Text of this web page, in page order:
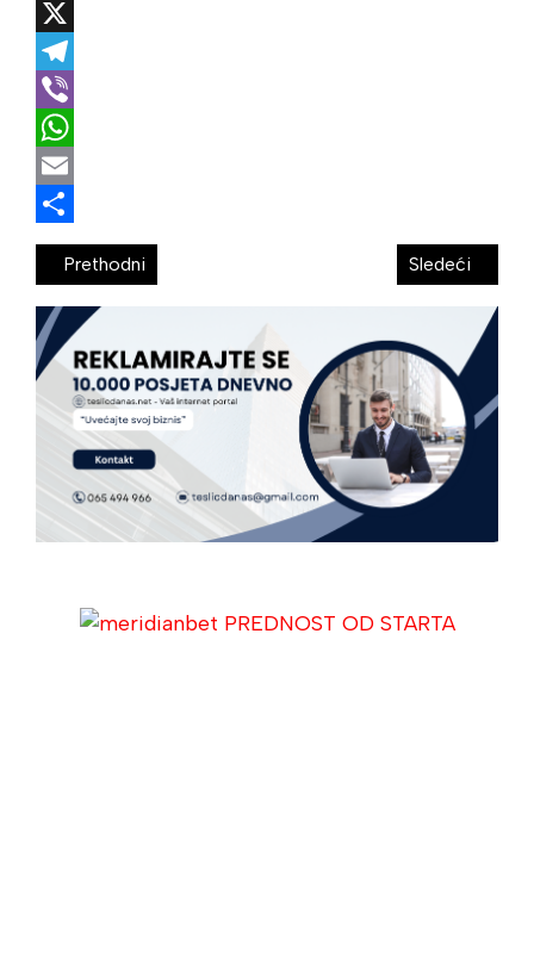
Facebook
X
Telegram
Viber
WhatsApp
Email
Share
Prethodni Sledeći